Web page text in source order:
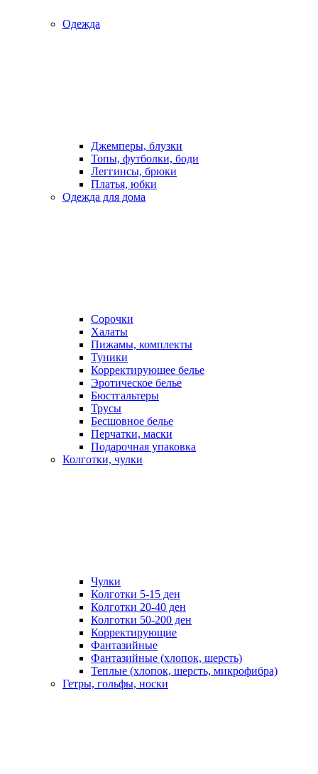
Одежда
Джемперы, блузки
Топы, футболки, боди
Леггинсы, брюки
Платья, юбки
Одежда для дома
Сорочки
Халаты
Пижамы, комплекты
Туники
Корректирующее белье
Эротическое белье
Бюстгальтеры
Трусы
Бесшовное белье
Перчатки, маски
Подарочная упаковка
Колготки, чулки
Чулки
Колготки 5-15 ден
Колготки 20-40 ден
Колготки 50-200 ден
Корректирующие
Фантазийные
Фантазийные (хлопок, шерсть)
Теплые (хлопок, шерсть, микрофибра)
Гетры, гольфы, носки